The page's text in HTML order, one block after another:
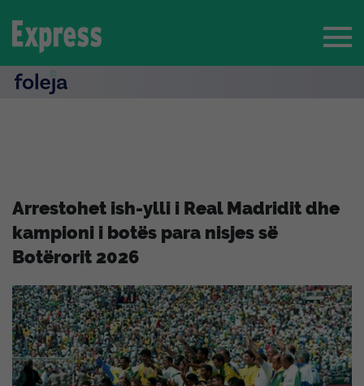
Arrestohet ish-ylli i Real Madridit dhe
kampioni i botës para nisjes së
Botërorit 2026